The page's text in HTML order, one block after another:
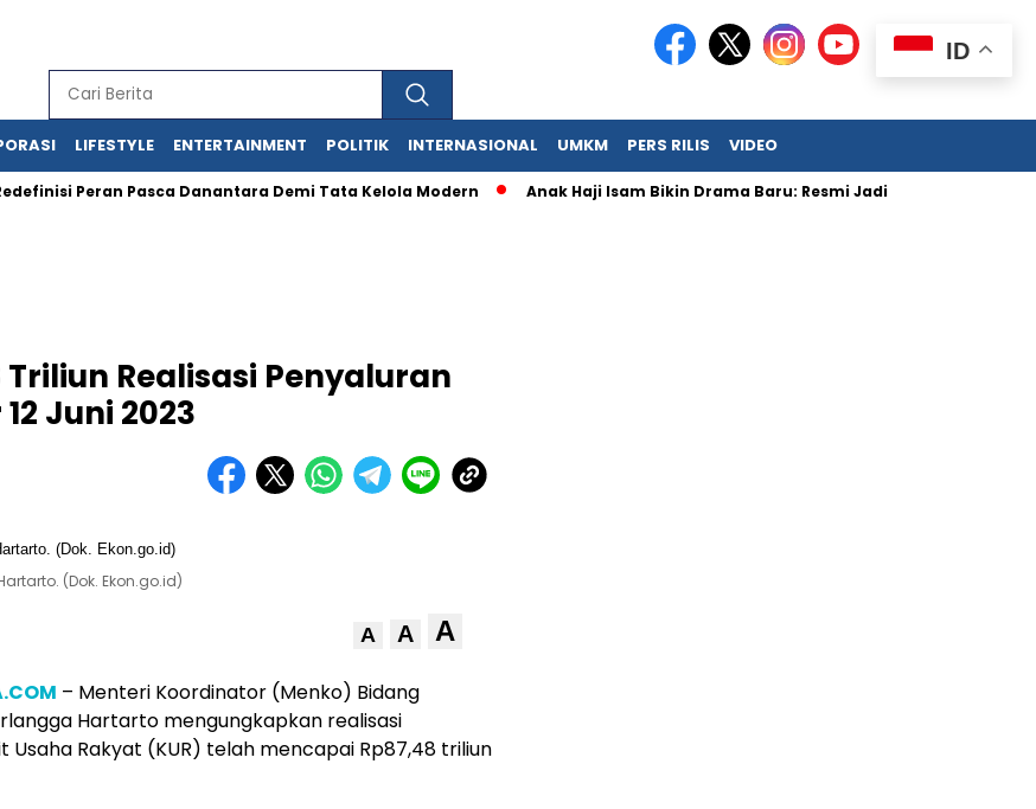
LIFESTYLE ENTERTAINMENT POLITIK INTERNASIONAL UMKM PERS RILIS VIDEO
Peran Pasca Danantara Demi Tata Kelola Modern Anak Haji Isam Bikin Drama Baru: Resmi Jadi Big Boss KFC!
Realisasi Penyaluran
Juni 2023
(Dok. Ekon.go.id)
A A A
– Menteri Koordinator (Menko) Bidang
Hartarto mengungkapkan realisasi
Usaha Rakyat (KUR) telah mencapai Rp87,48 triliun
ID